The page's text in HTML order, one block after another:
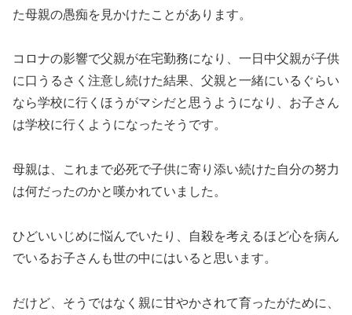
た母親の愚痴を見かけたことがあります。
コロナの影響で父親が在宅勤務になり、一日中父親が子供
に口うるさく注意し続けた結果、父親と一緒にいるぐらい
なら学校に行くほうがマシだと思うようになり、お子さん
は学校に行くようになったそうです。
母親は、これまで必死で子供に寄り添い続けた自分の努力
は何だったのかと嘆かれていました。
ひどいいじめに悩んでいたり、自殺を考えるほど心を病ん
でいるお子さんも世の中にはいると思います。
だけど、そうではなく親に甘やかされて育ったがために、